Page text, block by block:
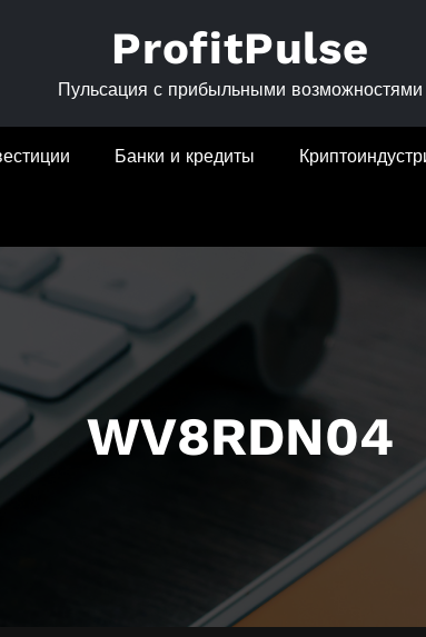
ProfitPulse
Пульсация с прибыльными возможностями
Банки и кредиты
WV8RDN04